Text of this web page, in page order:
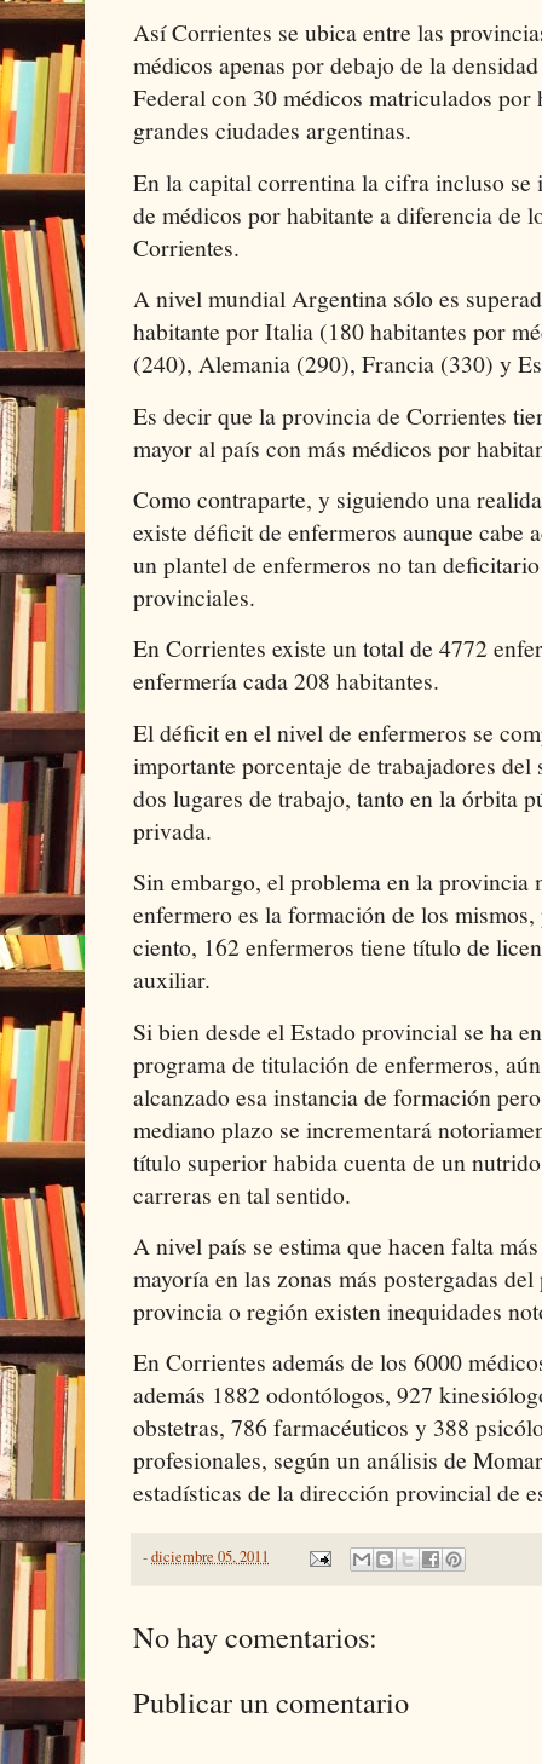
Así Corrientes se ubica entre las
médicos apenas por debajo de la
Federal con 30 médicos matriculados por
grandes ciudades argentinas.
En la capital correntina la cifra incluso se
de médicos por habitante a diferencia de
Corrientes.
A nivel mundial Argentina sólo es
habitante por Italia (180 habitantes por
(240), Alemania (290), Francia (330) y
Es decir que la provincia de Corrientes
mayor al país con más médicos por
Como contraparte, y siguiendo una
existe déficit de enfermeros aunque cabe
un plantel de enfermeros no tan
provinciales.
En Corrientes existe un total de 4772
enfermería cada 208 habitantes.
El déficit en el nivel de enfermeros se
importante porcentaje de trabajadores del
dos lugares de trabajo, tanto en la órbita
privada.
Sin embargo, el problema en la provincia
enfermero es la formación de los
ciento, 162 enfermeros tiene título de
auxiliar.
Si bien desde el Estado provincial se ha
programa de titulación de enfermeros,
alcanzado esa instancia de formación
mediano plazo se incrementará
título superior habida cuenta de un
carreras en tal sentido.
A nivel país se estima que hacen falta
mayoría en las zonas más postergadas
provincia o región existen inequidades
En Corrientes además de los 6000
además 1882 odontólogos, 927
obstetras, 786 farmacéuticos y 388
profesionales, según un análisis de
estadísticas de la dirección provincial de
-diciembre 05, 2011
No hay comentarios:
Publicar un comentario